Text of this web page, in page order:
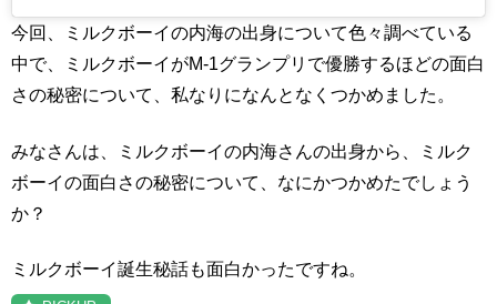
今回、ミルクボーイの内海の出身について色々調べている
中で、ミルクボーイがM-1グランプリで優勝するほどの面白
さの秘密について、私なりになんとなくつかめました。
みなさんは、ミルクボーイの内海さんの出身から、ミルク
ボーイの面白さの秘密について、なにかつかめたでしょう
か？
ミルクボーイ誕生秘話も面白かったですね。